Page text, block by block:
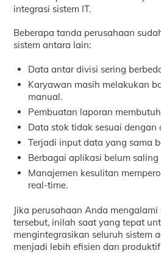
integrasi sistem IT.
Beberapa tanda perusahaan
sistem antara lain:
Data antar divisi sering
Karyawan masih melakukan
manual.
Pembuatan laporan
Data stok tidak sesuai dengan
Terjadi input data yang sama
Berbagai aplikasi belum
Manajemen kesulitan
real-time.
Jika perusahaan Anda
tersebut, inilah saat yang tepat
mengintegrasikan seluruh sistem
menjadi lebih efisien dan